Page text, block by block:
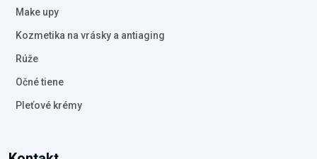
Make upy
Kozmetika na vrásky a antiaging
Rúže
Očné tiene
Pleťové krémy